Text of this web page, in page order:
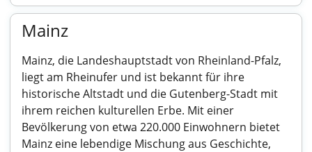
Mainz
Mainz, die Landeshauptstadt von Rheinland-Pfalz,
liegt am Rheinufer und ist bekannt für ihre
historische Altstadt und die Gutenberg-Stadt mit
ihrem reichen kulturellen Erbe. Mit einer
Bevölkerung von etwa 220.000 Einwohnern bietet
Mainz eine lebendige Mischung aus Geschichte,